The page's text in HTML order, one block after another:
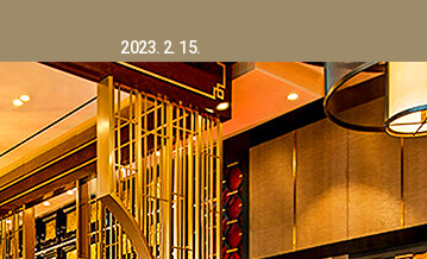
2023. 2. 15.